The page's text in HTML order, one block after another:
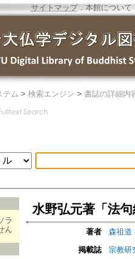
サイトマップ．本館について
テム > 検索エンジン > 書誌の詳細内
ラ
ん
水野弘元著「法句
著者
森祖道
掲載誌
宗教研